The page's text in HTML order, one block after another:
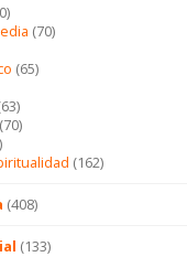
(70)
(65)
(70)
(162)
(408)
(133)